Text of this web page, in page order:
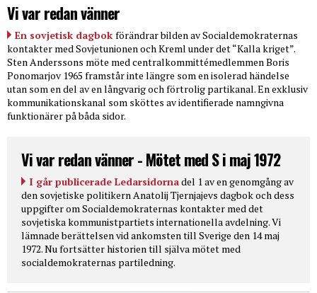
Vi var redan vänner
En sovjetisk dagbok förändrar bilden av Socialdemokraternas
kontakter med Sovjetunionen och Kreml under det “Kalla kriget”.
Sten Anderssons möte med centralkommittémedlemmen Boris
Ponomarjov 1965 framstår inte längre som en isolerad händelse
utan som en del av en långvarig och förtrolig partikanal. En exklusiv
kommunikationskanal som sköttes av identifierade namngivna
funktionärer på båda sidor.
Vi var redan vänner - Mötet med S i maj 1972
I går publicerade Ledarsidornadel 1 av en genomgång av
den sovjetiske politikern Anatolij Tjernjajevs dagbok och dess
uppgifter om Socialdemokraternas kontakter med det
sovjetiska kommunistpartiets internationella avdelning. Vi
lämnade berättelsen vid ankomsten till Sverige den 14 maj
1972. Nu fortsätter historien till själva mötet med
socialdemokraternas partiledning.